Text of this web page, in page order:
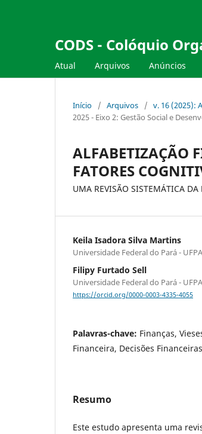
CODS - Colóquio
Atual Arquivos Anúncios
Início / Arquivos / v. 16 (2025):
2025 - Eixo 2: Gestão Social e
ALFABETIZAÇÃO
FATORES
UMA REVISÃO SISTEMÁTICA DA
Keila Isadora Silva Martins
Universidade Federal do Pará - UFPA
Filipy Furtado Sell
Universidade Federal do Pará - UFPA
https://orcid.org/0000-0003-4335-4055
Palavras-chave: Finanças,
Financeira, Decisões
Resumo
Este estudo apresenta uma